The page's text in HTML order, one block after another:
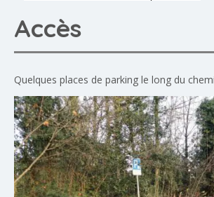
Accès
Quelques places de parking le long du